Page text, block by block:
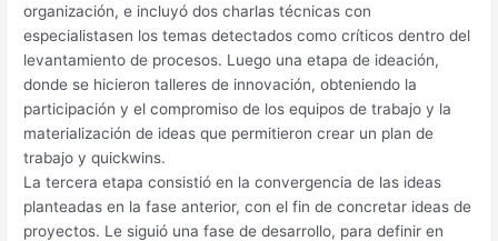
organización, e incluyó dos charlas técnicas con
especialistasen los temas detectados como críticos dentro del
levantamiento de procesos. Luego una etapa de ideación,
donde se hicieron talleres de innovación, obteniendo la
participación y el compromiso de los equipos de trabajo y la
materialización de ideas que permitieron crear un plan de
trabajo y quickwins.
La tercera etapa consistió en la convergencia de las ideas
planteadas en la fase anterior, con el fin de concretar ideas de
proyectos. Le siguió una fase de desarrollo, para definir en